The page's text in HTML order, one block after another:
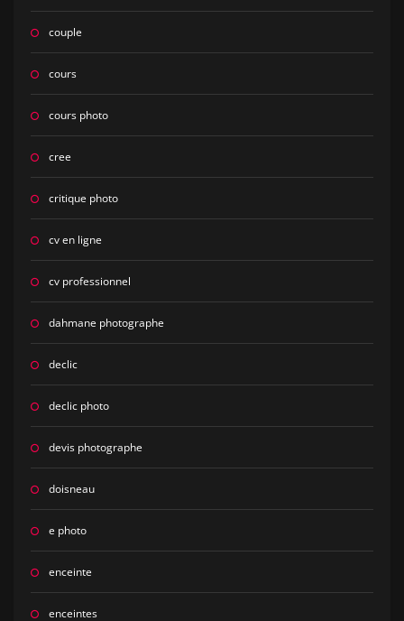
couple
cours
cours photo
cree
critique photo
cv en ligne
cv professionnel
dahmane photographe
declic
declic photo
devis photographe
doisneau
e photo
enceinte
enceintes